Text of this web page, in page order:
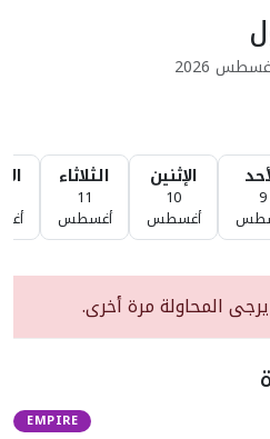
9
الإثنين
10
أغسطس
الثلاثاء
11
أغسطس
المحاولة مرة أخرى.
EMPIRE